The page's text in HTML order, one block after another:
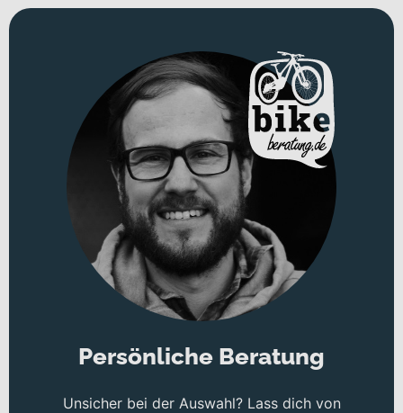
gleichen Verarbeitungsqualität hergestellt wird, wie bei all unseren
immer Freude am Radfahren und die Gewissheit haben, dass ihr
Bike sie nie im Stich lässt. Unabhängig vom Alter, dem Können oder
der Größe haben wir das perfekte MERIDA Bike parat. Wir sehen
uns an der Startlinie!
Persönliche Beratung
Unsicher bei der Auswahl? Lass dich von